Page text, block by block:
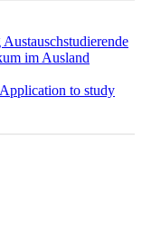
im Ausland
to study